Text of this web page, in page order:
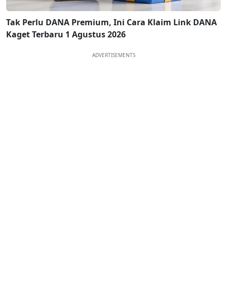
Tak Perlu DANA Premium, Ini Cara Klaim Link DANA
Kaget Terbaru 1 Agustus 2026
ADVERTISEMENTS